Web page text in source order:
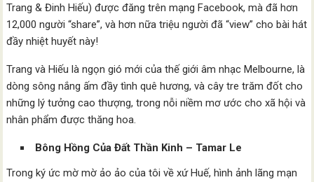
Trang & Đinh Hiếu) được đăng trên mạng Facebook, mà đã hơn
12,000 người “share”, và hơn nữa triệu người đã “view” cho bài hát
đầy nhiệt huyết này!
Trang và Hiếu là ngọn gió mới của thế giới âm nhạc Melbourne, là
dòng sông nắng ấm đầy tình quê hương, và cây tre trăm đốt cho
những lý tưởng cao thượng, trong nỗi niềm mơ ước cho xã hội và
nhân phẩm được thăng hoa.
Bông Hồng Của Đất Thần Kinh – Tamar Le
Trong ký ức mờ mờ ảo ảo của tôi về xứ Huế, hình ảnh lãng mạn